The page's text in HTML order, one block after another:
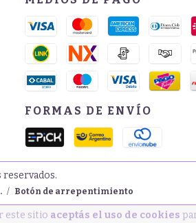
este sitio aceptás el uso de cookies
FORMAS DE ENVÍO
reservados.
/ Botón de arrepentimiento